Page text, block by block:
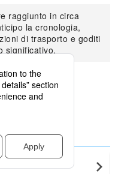
raggiunto in circa
la cronologia,
di trasporto e goditi
significativo.
Canada